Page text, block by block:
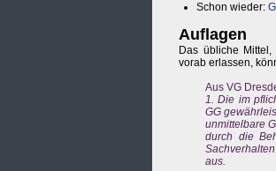
Schon wieder:
Auflagen
Das übliche
vorab erlassen,
Aus VG
1. Die im
GG
unmittelbare
durch die
aus.